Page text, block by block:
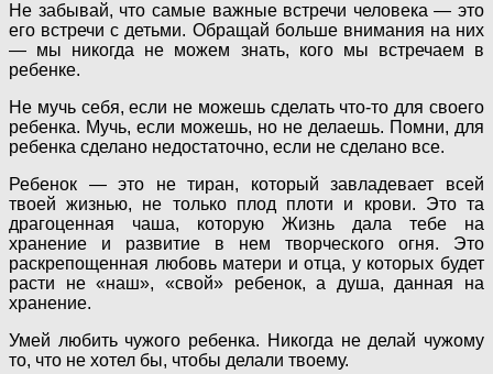
Не забывай, что самые важные встречи человека — это
его встречи с детьми. Обращай больше внимания на них
— мы никогда не можем знать, кого мы встречаем в
ребенке.
Не мучь себя, если не можешь сделать что-то для своего
ребенка. Мучь, если можешь, но не делаешь. Помни, для
ребенка сделано недостаточно, если не сделано все.
Ребенок — это не тиран, который завладевает всей
твоей жизнью, не только плод плоти и крови. Это та
драгоценная чаша, которую Жизнь дала тебе на
хранение и развитие в нем творческого огня. Это
раскрепощенная любовь матери и отца, у которых будет
расти не «наш», «свой» ребенок, а душа, данная на
хранение.
Умей любить чужого ребенка. Никогда не делай чужому
то, что не хотел бы, чтобы делали твоему.